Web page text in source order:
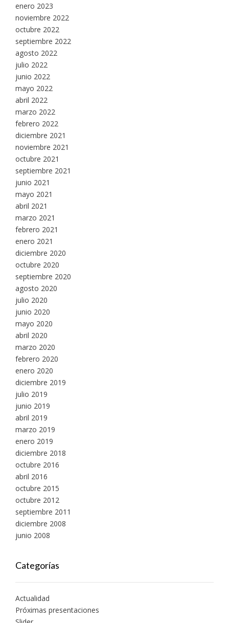
enero 2023
noviembre 2022
octubre 2022
septiembre 2022
agosto 2022
julio 2022
junio 2022
mayo 2022
abril 2022
marzo 2022
febrero 2022
diciembre 2021
noviembre 2021
octubre 2021
septiembre 2021
junio 2021
mayo 2021
abril 2021
marzo 2021
febrero 2021
enero 2021
diciembre 2020
octubre 2020
septiembre 2020
agosto 2020
julio 2020
junio 2020
mayo 2020
abril 2020
marzo 2020
febrero 2020
enero 2020
diciembre 2019
julio 2019
junio 2019
abril 2019
marzo 2019
enero 2019
diciembre 2018
octubre 2016
abril 2016
octubre 2015
octubre 2012
septiembre 2011
diciembre 2008
junio 2008
Categorías
Actualidad
Próximas presentaciones